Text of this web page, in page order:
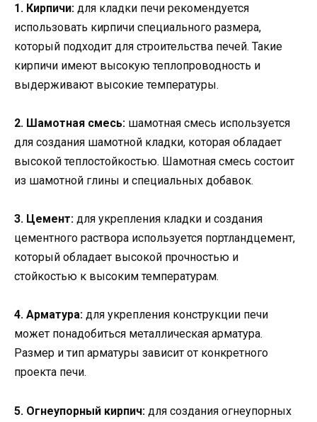
1. Кирпичи: для кладки печи рекомендуется
использовать кирпичи специального размера,
который подходит для строительства печей. Такие
кирпичи имеют высокую теплопроводность и
выдерживают высокие температуры.
2. Шамотная смесь: шамотная смесь используется
для создания шамотной кладки, которая обладает
высокой теплостойкостью. Шамотная смесь состоит
из шамотной глины и специальных добавок.
3. Цемент: для укрепления кладки и создания
цементного раствора используется портландцемент,
который обладает высокой прочностью и
стойкостью к высоким температурам.
4. Арматура: для укрепления конструкции печи
может понадобиться металлическая арматура.
Размер и тип арматуры зависит от конкретного
проекта печи.
5. Огнеупорный кирпич: для создания огнеупорных